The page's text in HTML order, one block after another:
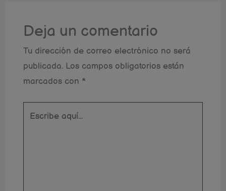
Deja un comentario
Tu dirección de correo electrónico no será
publicada. Los campos obligatorios están
marcados con *